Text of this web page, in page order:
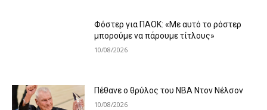
Φόστερ για ΠΑΟΚ: «Με αυτό το ρόστερ
μπορούμε να πάρουμε τίτλους»
10/08/2026
Πέθανε ο θρύλος του NBA Ντον Νέλσον
10/08/2026